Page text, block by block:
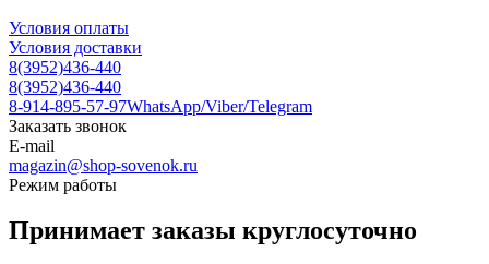
Условия оплаты
Условия доставки
8(3952)436-440
8(3952)436-440
8-914-895-57-97WhatsApp/Viber/Telegram
Заказать звонок
E-mail
magazin@shop-sovenok.ru
Режим работы
Принимает заказы круглосуточно